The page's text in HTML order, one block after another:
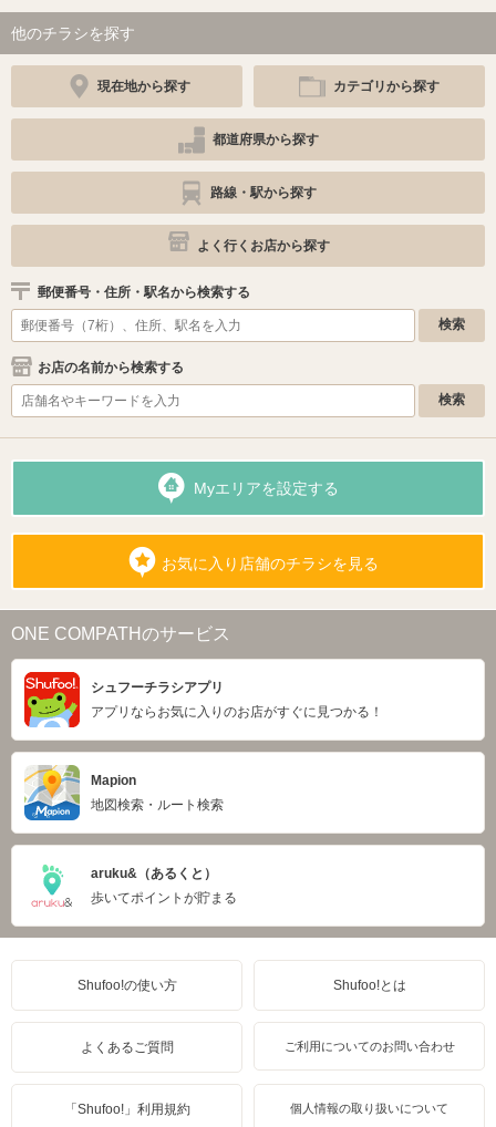
他のチラシを探す
現在地から探す カテゴリから探す
都道府県から探す
路線・駅から探す
よく行くお店から探す
郵便番号・住所・駅名から検索する
お店の名前から検索する
Myエリアを設定する
お気に入り店舗のチラシを見る
ONE COMPATHのサービス
シュフーチラシアプリ
アプリならお気に入りのお店がすぐに見つかる！
Mapion
地図検索・ルート検索
aruku&（あるくと）
歩いてポイントが貯まる
Shufoo!の使い方 Shufoo!とは
よくあるご質問 ご利用についてのお問い合わせ
「Shufoo!」利用規約 個人情報の取り扱いについて